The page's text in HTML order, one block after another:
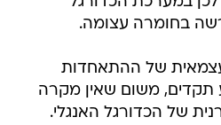
בחומרה עצומה.
של ההתאחדות
תקדים, משום שאין מקרה
של הכדורגל האנגלי.